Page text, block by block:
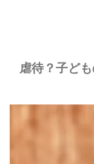
虐待？子ど